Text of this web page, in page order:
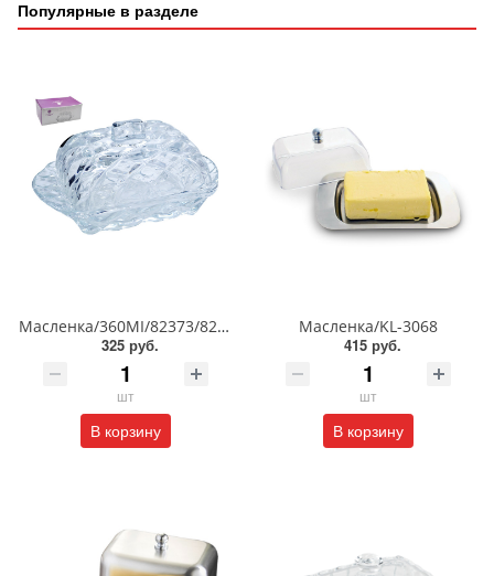
Популярные в разделе
Масленка/360MI/82373/82371/91597
325 руб.
шт
В корзину
Масленка/KL-3068
415 руб.
шт
В корзину